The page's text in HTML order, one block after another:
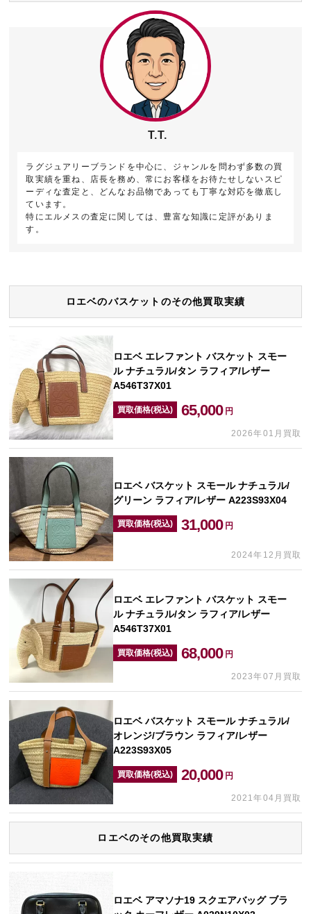
T.T.
ラグジュアリーブランドを中心に、ジャンルを問わず多数の買
取実績を重ね、店長を務め、常にお客様をお待たせしないスピ
ーディな査定と、どんなお品物であっても丁寧な対応を徹底し
ています。
特にエルメスの査定に関しては、豊富な知識に定評がありま
す。
ロエベのバスケットのその他買取実績
ロエベ エレファント バスケット スモー
ル ナチュラル/タン ラフィア/レザー
A546T37X01
買取価格(税込) 65,000 円
2026年01月買取
ロエベ バスケット スモール ナチュラル/
グリーン ラフィア/レザー A223S93X04
買取価格(税込) 31,000 円
2024年12月買取
ロエベ エレファント バスケット スモー
ル ナチュラル/タン ラフィア/レザー
A546T37X01
買取価格(税込) 68,000 円
2023年07月買取
ロエベ バスケット スモール ナチュラル/
オレンジ/ブラウン ラフィア/レザー
A223S93X05
買取価格(税込) 20,000 円
2021年04月買取
ロエベのその他買取実績
ロエベ アマソナ19 スクエアバッグ ブラ